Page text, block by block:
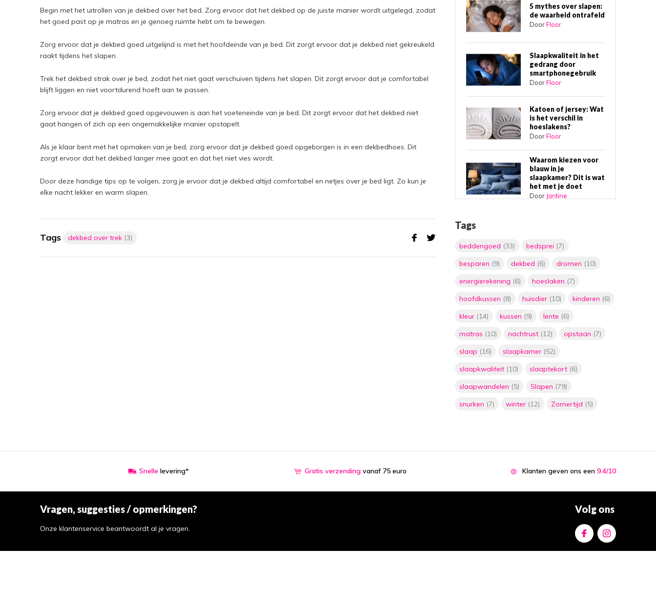
Begin met het uitrollen van je dekbed over het bed. Zorg ervoor dat het dekbed op de juiste manier wordt uitgelegd, zodat
het goed past op je matras en je genoeg ruimte hebt om te bewegen.
Zorg ervoor dat je dekbed goed uitgelijnd is met het hoofdeinde van je bed. Dit zorgt ervoor dat je dekbed niet gekreukeld
raakt tijdens het slapen.
Trek het dekbed strak over je bed, zodat het niet gaat verschuiven tijdens het slapen. Dit zorgt ervoor dat je comfortabel
blijft liggen en niet voortdurend hoeft aan te passen.
Zorg ervoor dat je dekbed goed opgevouwen is aan het voeteneinde van je bed. Dit zorgt ervoor dat het dekbed niet
gaat hangen of zich op een ongemakkelijke manier opstapelt.
Als je klaar bent met het opmaken van je bed, zorg ervoor dat je dekbed goed opgeborgen is in een dekbedhoes. Dit
zorgt ervoor dat het dekbed langer mee gaat en dat het niet vies wordt.
Door deze handige tips op te volgen, zorg je ervoor dat je dekbed altijd comfortabel en netjes over je bed ligt. Zo kun je
elke nacht lekker en warm slapen.
Tags dekbed over trek (3)
5 mythes over slapen:
de waarheid ontrafeld
DoorFloor
Slaapkwaliteit in het
gedrang door
smartphonegebruik
DoorFloor
Katoen of jersey: Wat
is het verschil in
hoeslakens?
DoorFloor
Waarom kiezen voor
blauw in je
slaapkamer? Dit is wat
het met je doet
Door Jantine
DoorFloor
voor stress en
verzwaringsdekens
besparen door het
thermostaat met
DoorFloor
De ultieme gids voor
het kiezen van de
perfecte matras:
kan helpen bij het
nekklachten
Waarom je altijd een
matrasbeschermer
moet gebruiken: de
voordelen op een
Tags
beddengoed (33) bedsprei (7)
besparen (9) dekbed (6) dromen (10)
energierekening (6) hoeslaken (7)
hoofdkussen (8) huisdier (10) kinderen (6)
kleur (14) kussen (9) lente (6)
matras (10) nachtrust (12) opstaan (7)
slaap (16) slaapkamer (52)
slaapkwaliteit (10) slaaptekort (6)
slaapwandelen (5) Slapen (79)
snurken (7) winter (12) Zomertijd (5)
Snelle levering* Gratis verzending vanaf 75 euro Klanten geven ons een 9.4/10
Vragen, suggesties / opmerkingen?
Onze klantenservice beantwoordt al je vragen.
Volg ons